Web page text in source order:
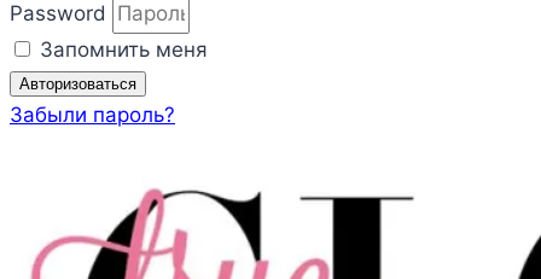
Password
Запомнить меня
Авторизоваться
Забыли пароль?